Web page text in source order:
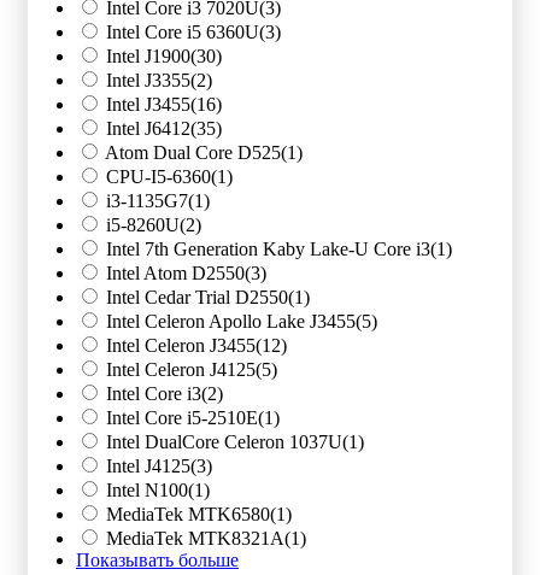
Intel Core i3 7020U(3)
Intel Core i5 6360U(3)
Intel J1900(30)
Intel J3355(2)
Intel J3455(16)
Intel J6412(35)
Atom Dual Core D525(1)
CPU-I5-6360(1)
i3-1135G7(1)
i5-8260U(2)
Intel 7th Generation Kaby Lake-U Core i3(1)
Intel Atom D2550(3)
Intel Cedar Trial D2550(1)
Intel Celeron Apollo Lake J3455(5)
Intel Celeron J3455(12)
Intel Celeron J4125(5)
Intel Core i3(2)
Intel Core i5-2510E(1)
Intel DualCore Celeron 1037U(1)
Intel J4125(3)
Intel N100(1)
MediaTek MTK6580(1)
MediaTek MTK8321A(1)
Показывать больше